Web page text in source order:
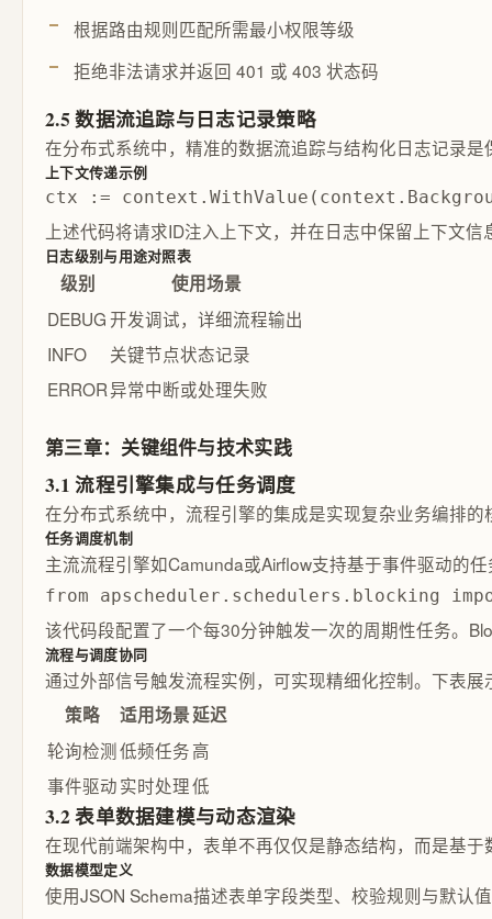
根据路由规则匹配所需最小权限等级
拒绝非法请求并返回 401 或 403 状态码
2.5 数据流追踪与日志记录策略
在分布式系统中，精准的数据流追踪与结构化日志记录
上下文传递示例
ctx :=
上述代码将请求ID注入上下文，并在日志中保留上下文
日志级别与用途对照表
级别
使用场景
DEBUG开发调试，详细流程输出
INFO
关键节点状态记录
ERROR异常中断或处理失败
第三章：关键组件与技术实践
3.1 流程引擎集成与任务调度
在分布式系统中，流程引擎的集成是实现复杂业务编排
任务调度机制
主流流程引擎如Camunda或Airflow支持基于事件驱动的
from apscheduler.schedulers.blocking
该代码段配置了一个每30分钟触发一次的周期性任务。
流程与调度协同
通过外部信号触发流程实例，可实现精细化控制。下表
策略
适用场景延迟
轮询检测低频任务高
事件驱动实时处理低
3.2 表单数据建模与动态渲染
在现代前端架构中，表单不再仅仅是静态结构，而是基
数据模型定义
使用JSON Schema描述表单字段类型、校验规则与默认